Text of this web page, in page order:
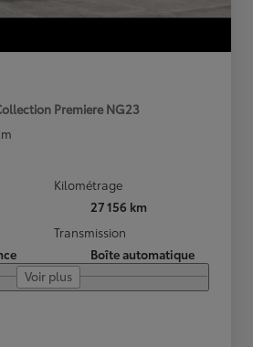
Premiere NG23
Kilométrage
27 156 km
Transmission
Boîte automatique
Voir plus